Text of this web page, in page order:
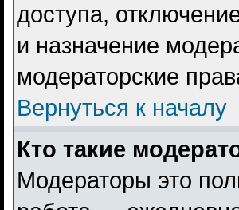
доступа,
и назначение
модераторские
Вернуться к началу
Кто такие
Модераторы это